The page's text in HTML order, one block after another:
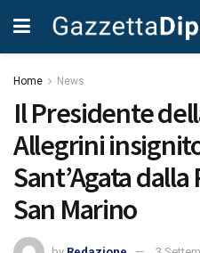
Home News
Il Presidente
Allegrini
Sant’Agata
San Marino